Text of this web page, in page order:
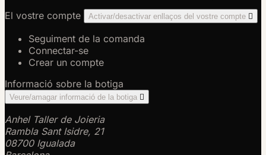
El vostre compte
Activar/desactivar enllaços del vostre compte 
Seguiment de la comanda
Connectar-se
Crear un compte
Informació sobre la botiga
Veure/amagar informació de la botiga 
Anhel Taller de Joieria
Rambla Sant Isidre, 21
08700 Igualada